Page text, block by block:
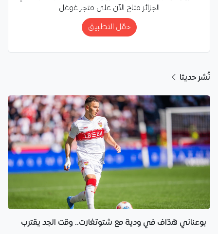
الجزائر متاح الآن على متجر غوغل
حمّل التطبيق
نُشر حديثا
بوعناني هدّاف في ودية مع شتوتغارت.. وقت الجد يقترب